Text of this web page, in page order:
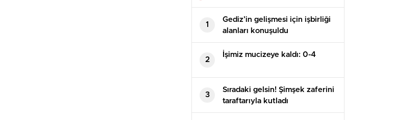
1
Gediz’in gelişmesi için işbirliği
alanları konuşuldu
2
İşimiz mucizeye kaldı: 0-4
3
Sıradaki gelsin! Şimşek zaferini
taraftarıyla kutladı